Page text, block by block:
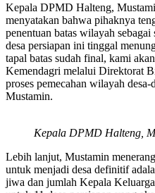
Kepala DPMD Halteng,
menyatakan bahwa pihaknya
penentuan batas wilayah sebagai
desa persiapan ini tinggal
tapal batas sudah final, kami
Kemendagri melalui Direktorat
proses pemecahan wilayah desa-
Mustamin.
Kepala DPMD Halteng,
Lebih lanjut, Mustamin
untuk menjadi desa definitif
jiwa dan jumlah Kepala